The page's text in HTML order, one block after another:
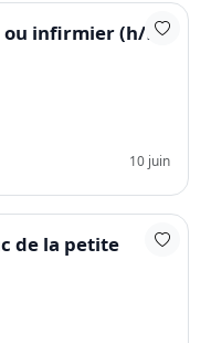
ou infirmier (h/f)
10 juin
de la petite